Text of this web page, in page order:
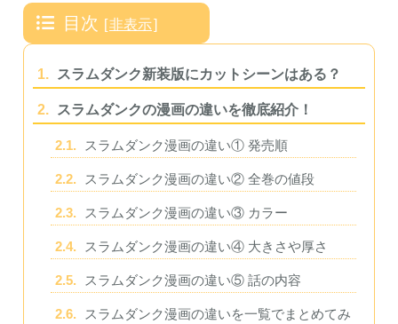
目次 [非表示]
1. スラムダンク新装版にカットシーンはある？
2. スラムダンクの漫画の違いを徹底紹介！
2.1. スラムダンク漫画の違い① 発売順
2.2. スラムダンク漫画の違い② 全巻の値段
2.3. スラムダンク漫画の違い③ カラー
2.4. スラムダンク漫画の違い④ 大きさや厚さ
2.5. スラムダンク漫画の違い⑤ 話の内容
2.6.
スラムダンク漫画の違いを一覧でまとめてみ